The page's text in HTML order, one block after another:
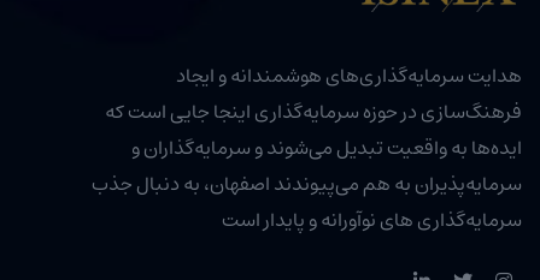
هدایت سرمایه‌گذاری‌های هوشمندانه و ایجاد
فرهنگ‌سازی در حوزه سرمایه‌گذاری اینجا جایی است که
ایده‌ها به واقعیت تبدیل می‌شوند و سرمایه‌گذاران و
سرمایه‌پذیران به هم می‌پیوندند اصفهان، به دنبال جذب
سرمایه‌گذاری‌ های نوآورانه و پایدار است